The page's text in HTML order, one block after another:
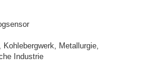
Metallurgie,
Industrie